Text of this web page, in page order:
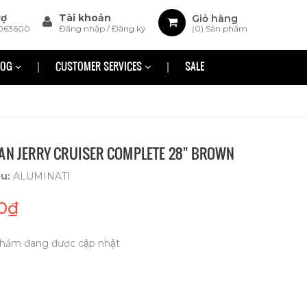
Giỏ hàng
(0) Sản phẩm
Tài khoản
Đăng nhập /Đăng ký
CUSTOMER SERVICES SALE
JERRY CRUISER COMPLETE 28" BROWN
ALUMINATI
đang được cập nhật